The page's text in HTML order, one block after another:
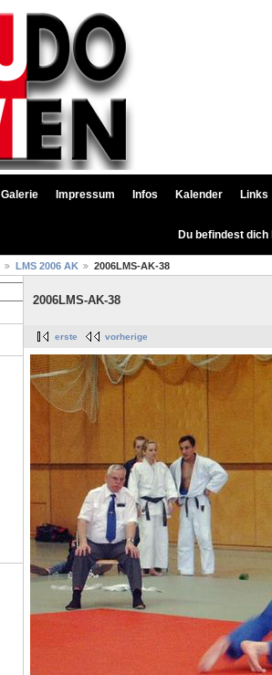
Galerie Impressum Infos Kalender Links
Du befindest
LMS 2006 AK 2006LMS-AK-38
2006LMS-AK-38
erste vorherige